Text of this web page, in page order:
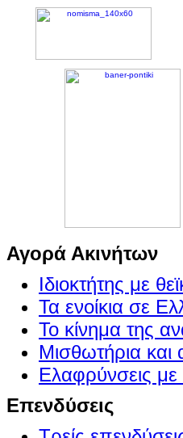
Αγορά Ακινήτων
Ιδιοκτήτης με
Τα ενοίκια σε
Το κίνημα της
Μισθωτήρια και
Ελαφρύνσεις με
Επενδύσεις